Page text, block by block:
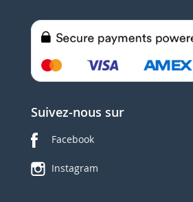
Suivez-nous sur
Facebook
Instagram